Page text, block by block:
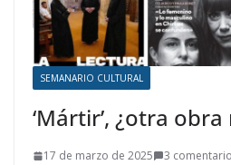
SEMANARIO CULTURAL
‘Mártir’, ¿otra
17 de marzo de 2025
3